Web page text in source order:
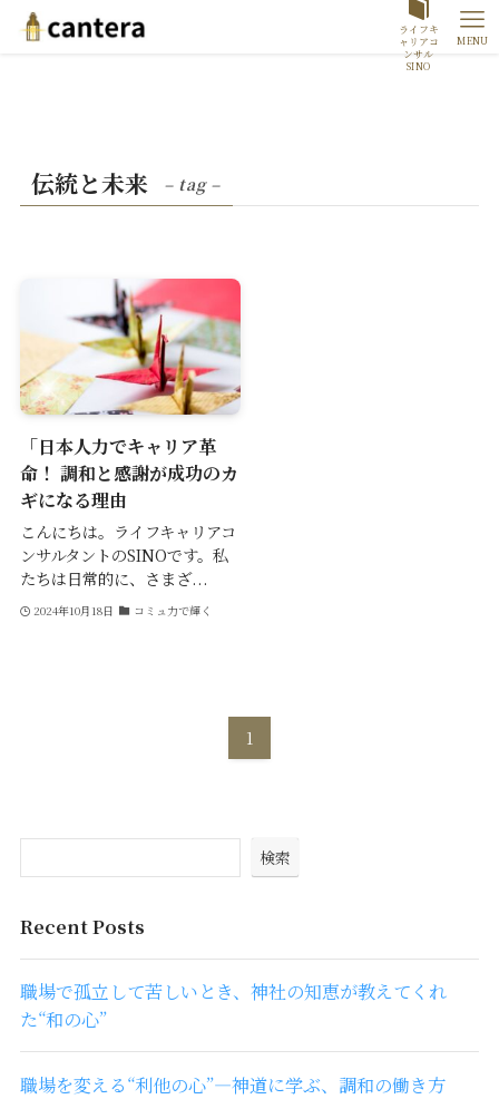
ライフキ
ャリアコ
ンサル
SINO
MENU
伝統と未来 – tag –
「日本人力でキャリア革
命！ 調和と感謝が成功のカ
ギになる理由
こんにちは。ライフキャリアコ
ンサルタントのSINOです。私
たちは日常的に、さまざ...
2024年10月18日 コミュ力で輝く
1
検索
Recent Posts
職場で孤立して苦しいとき、神社の知恵が教えてくれ
た“和の心”
職場を変える“利他の心”―神道に学ぶ、調和の働き方